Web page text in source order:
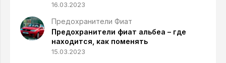
16.03.2023
Предохранители Фиат
Предохранители фиат альбеа – где
находится, как поменять
15.03.2023